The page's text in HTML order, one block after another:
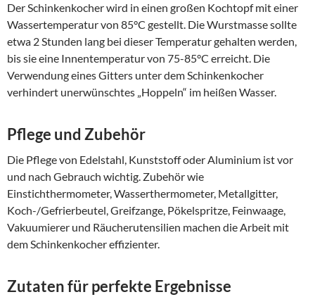
Der Schinkenkocher wird in einen großen Kochtopf mit einer
Wassertemperatur von 85°C gestellt. Die Wurstmasse sollte
etwa 2 Stunden lang bei dieser Temperatur gehalten werden,
bis sie eine Innentemperatur von 75-85°C erreicht. Die
Verwendung eines Gitters unter dem Schinkenkocher
verhindert unerwünschtes „Hoppeln“ im heißen Wasser.
Pflege und Zubehör
Die Pflege von Edelstahl, Kunststoff oder Aluminium ist vor
und nach Gebrauch wichtig. Zubehör wie
Einstichthermometer, Wasserthermometer, Metallgitter,
Koch-/Gefrierbeutel, Greifzange, Pökelspritze, Feinwaage,
Vakuumierer und Räucherutensilien machen die Arbeit mit
dem Schinkenkocher effizienter.
Zutaten für perfekte Ergebnisse